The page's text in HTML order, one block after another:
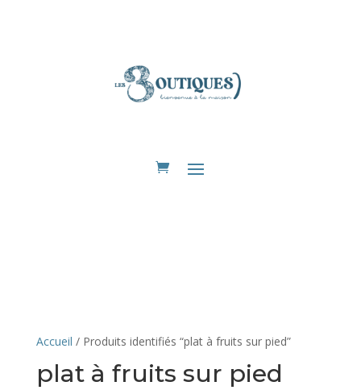
Accueil / Produits identifiés “plat à fruits sur pied”
plat à fruits sur pied